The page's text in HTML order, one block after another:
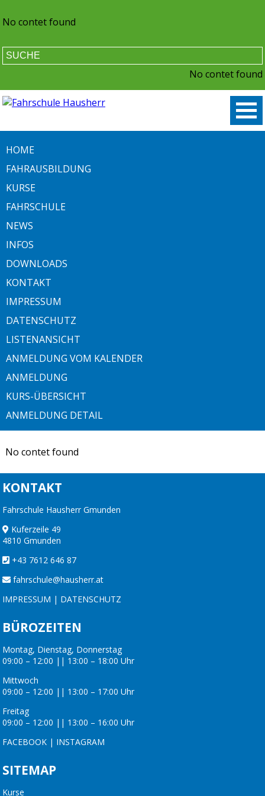
No contet found
No contet found
HOME
FAHRAUSBILDUNG
KURSE
FAHRSCHULE
NEWS
INFOS
DOWNLOADS
KONTAKT
IMPRESSUM
DATENSCHUTZ
LISTENANSICHT
ANMELDUNG VOM KALENDER
ANMELDUNG
KURS-ÜBERSICHT
ANMELDUNG DETAIL
No contet found
KONTAKT
Fahrschule Hausherr Gmunden
Kuferzeile 49
4810 Gmunden
+43 7612 646 87
fahrschule@hausherr.at
IMPRESSUM | DATENSCHUTZ
BÜROZEITEN
Montag, Dienstag, Donnerstag
09:00 – 12:00 || 13:00 – 18:00 Uhr
Mittwoch
09:00 – 12:00 || 13:00 – 17:00 Uhr
Freitag
09:00 – 12:00 || 13:00 – 16:00 Uhr
FACEBOOK | INSTAGRAM
SITEMAP
Kurse